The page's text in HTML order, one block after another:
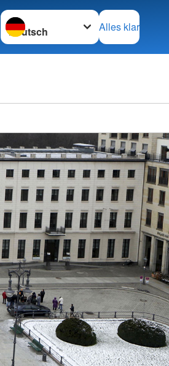
Sprache wechseln zu
Alles klar